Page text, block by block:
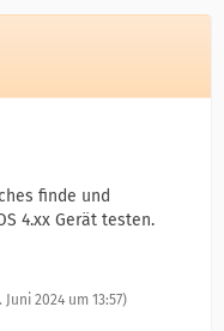
finde und
4.xx Gerät testen.
Juni 2024 um 13:57)